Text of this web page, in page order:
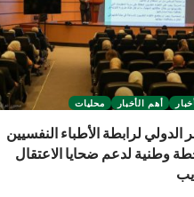
أهم الأخبار محليات
الدولي لرابطة الأطباء النفسيين
وطنية لدعم ضحايا الاعتقال